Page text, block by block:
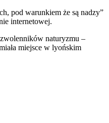
pod warunkiem że są nadzy”
internetowej.
naturyzmu –
miejsce w lyońskim